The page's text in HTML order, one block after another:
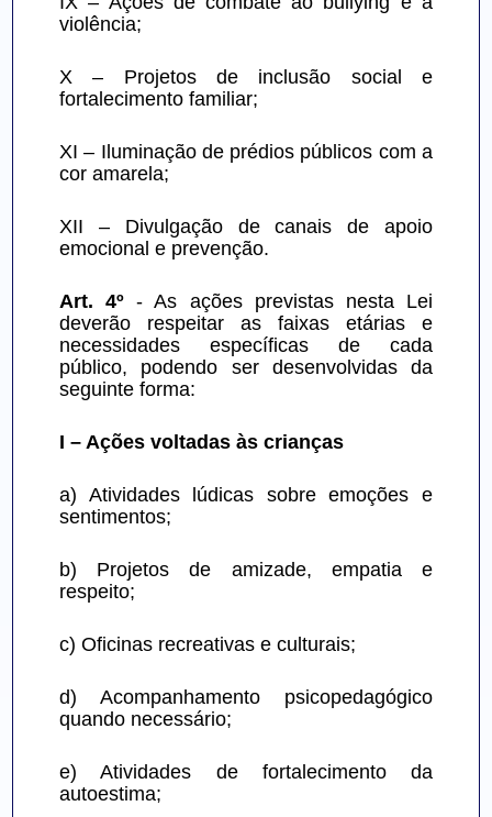
violência;
X – Projetos de inclusão social e
fortalecimento familiar;
XI – Iluminação de prédios públicos com a
cor amarela;
XII – Divulgação de canais de apoio
emocional e prevenção.
Art. 4º - As ações previstas nesta Lei
deverão respeitar as faixas etárias e
necessidades específicas de cada
público, podendo ser desenvolvidas da
seguinte forma:
I – Ações voltadas às crianças
a) Atividades lúdicas sobre emoções e
sentimentos;
b) Projetos de amizade, empatia e
respeito;
c) Oficinas recreativas e culturais;
d) Acompanhamento psicopedagógico
quando necessário;
e) Atividades de fortalecimento da
autoestima;